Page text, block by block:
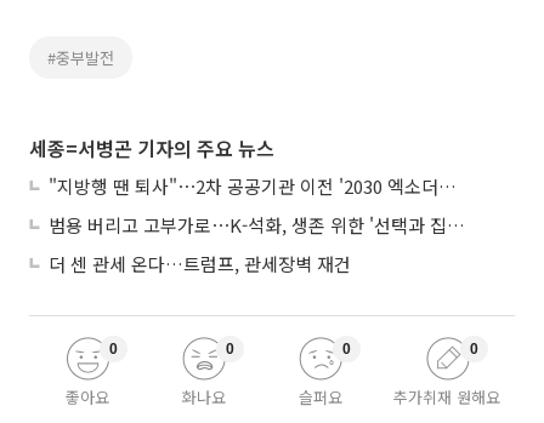
#중부발전
세종=서병곤 기자의 주요 뉴스
"지방행 땐 퇴사"⋯2차 공공기관 이전 '2030 엑소더스' 뇌관
범용 버리고 고부가로⋯K-석화, 생존 위한 '선택과 집중'
더 센 관세 온다…트럼프, 관세장벽 재건
좋아요
0
화나요
0
슬퍼요
0
추가취재 원해요
0